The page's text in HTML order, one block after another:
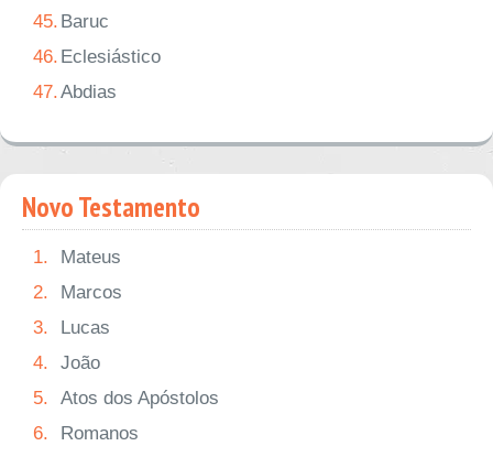
45. Baruc
46. Eclesiástico
47.Abdias
Novo Testamento
1.
Mateus
2.
Marcos
3.
Lucas
4.
João
5.
Atos dos Apóstolos
6.
Romanos